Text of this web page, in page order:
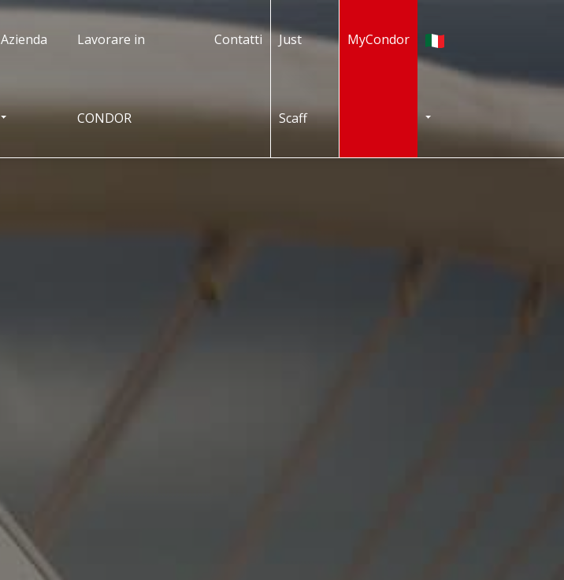
Azienda
TOGGLE DROPDOWN
Lavorare in
CONDOR
Contatti Just
Scaff
MyCondor Italiano
TOGGLE DROPDOWN